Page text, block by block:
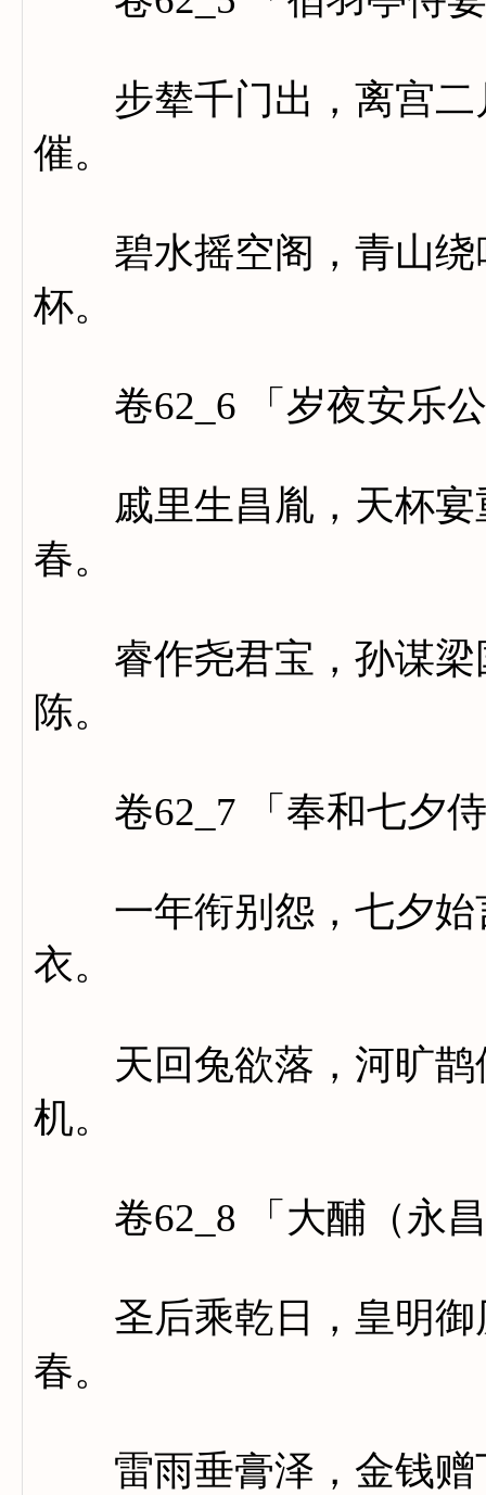
步辇千门出，离宫二
催。
碧水摇空阁，青山绕
杯。
卷62_6 「岁夜安乐公
戚里生昌胤，天杯宴
春。
睿作尧君宝，孙谋梁
陈。
卷62_7 「奉和七夕侍
一年衔别怨，七夕始
衣。
天回兔欲落，河旷鹊
机。
卷62_8 「大酺（永昌
圣后乘乾日，皇明御
春。
雷雨垂膏泽，金钱赠